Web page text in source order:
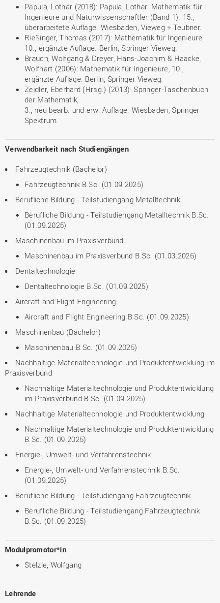
Papula, Lothar (2018): Papula, Lothar: Mathematik für
Ingenieure und Naturwissenschaftler (Band 1). 15.,
überarbeitete Auflage. Wiesbaden, Vieweg + Teubner.
Rießinger, Thomas (2017): Mathematik für Ingenieure,
10., ergänzte Auflage. Berlin, Springer Vieweg.
Brauch, Wolfgang & Dreyer, Hans-Joachim & Haacke,
Wolfhart (2006): Mathematik für Ingenieure, 10.,
ergänzte Auflage. Berlin, Springer Vieweg.
Zeidler, Eberhard (Hrsg.) (2013): Springer-Taschenbuch
der Mathematik,
3., neu bearb. und erw. Auflage. Wiesbaden, Springer
Spektrum.
Verwendbarkeit nach Studiengängen
Fahrzeugtechnik (Bachelor)
Fahrzeugtechnik B.Sc. (01.09.2025)
Berufliche Bildung - Teilstudiengang Metalltechnik
Berufliche Bildung - Teilstudiengang Metalltechnik B.Sc.
(01.09.2025)
Maschinenbau im Praxisverbund
Maschinenbau im Praxisverbund B.Sc. (01.03.2026)
Dentaltechnologie
Dentaltechnologie B.Sc. (01.09.2025)
Aircraft and Flight Engineering
Aircraft and Flight Engineering B.Sc. (01.09.2025)
Maschinenbau (Bachelor)
Maschinenbau B.Sc. (01.09.2025)
Nachhaltige Materialtechnologie und Produktentwicklung im
Praxisverbund
Nachhaltige Materialtechnologie und Produktentwicklung
im Praxisverbund B.Sc. (01.09.2025)
Nachhaltige Materialtechnologie und Produktentwicklung
Nachhaltige Materialtechnologie und Produktentwicklung
B.Sc. (01.09.2025)
Energie-, Umwelt- und Verfahrenstechnik
Energie-, Umwelt- und Verfahrenstechnik B.Sc.
(01.09.2025)
Berufliche Bildung - Teilstudiengang Fahrzeugtechnik
Berufliche Bildung - Teilstudiengang Fahrzeugtechnik
B.Sc. (01.09.2025)
Modulpromotor*in
Stelzle, Wolfgang
Lehrende